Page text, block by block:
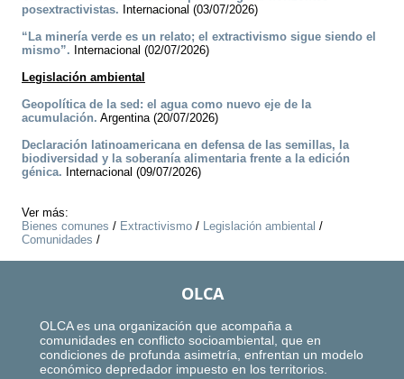
posextractivistas. Internacional (03/07/2026)
“La minería verde es un relato; el extractivismo sigue siendo el
mismo”. Internacional (02/07/2026)
Legislación ambiental
Geopolítica de la sed: el agua como nuevo eje de la
acumulación. Argentina (20/07/2026)
Declaración latinoamericana en defensa de las semillas, la
biodiversidad y la soberanía alimentaria frente a la edición
génica. Internacional (09/07/2026)
Ver más:
Bienes comunes / Extractivismo / Legislación ambiental /
Comunidades /
OLCA
OLCA es una organización que acompaña a
comunidades en conflicto socioambiental, que en
condiciones de profunda asimetría, enfrentan un modelo
económico depredador impuesto en los territorios.